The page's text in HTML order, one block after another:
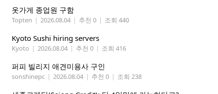
옷가게 종업원 구함
Topten | 2026.08.04 | 추천 0 | 조회 440
Kyoto Sushi hiring servers
Kyoto | 2026.08.04 | 추천 0 | 조회 416
퍼피 빌리지 애견미용사 구인
sonshinepc | 2026.08.04 | 추천 0 | 조회 238